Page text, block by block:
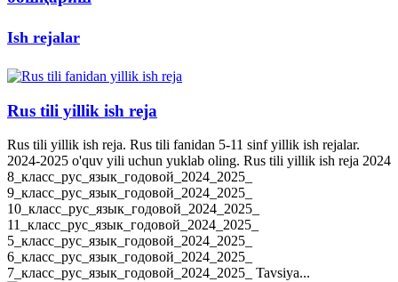
Ish rejalar
Rus tili yillik ish reja
Rus tili yillik ish reja. Rus tili fanidan 5-11 sinf yillik ish rejalar.
2024-2025 o'quv yili uchun yuklab oling. Rus tili yillik ish reja 2024
8_класс_рус_язык_годовой_2024_2025_
9_класс_рус_язык_годовой_2024_2025_
10_класс_рус_язык_годовой_2024_2025_
11_класс_рус_язык_годовой_2024_2025_
5_класс_рус_язык_годовой_2024_2025_
6_класс_рус_язык_годовой_2024_2025_
7_класс_рус_язык_годовой_2024_2025_ Tavsiya...